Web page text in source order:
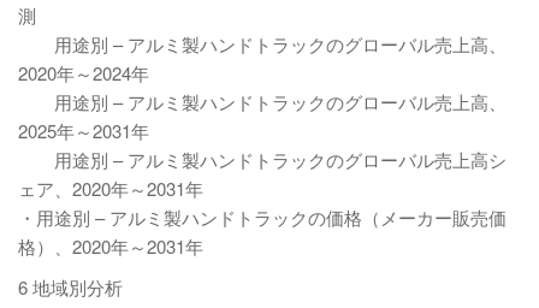
測
用途別 – アルミ製ハンドトラックのグローバル売上高、
2020年～2024年
用途別 – アルミ製ハンドトラックのグローバル売上高、
2025年～2031年
用途別 – アルミ製ハンドトラックのグローバル売上高シ
ェア、2020年～2031年
・用途別 – アルミ製ハンドトラックの価格（メーカー販売価
格）、2020年～2031年
6 地域別分析